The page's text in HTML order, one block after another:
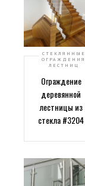
СТЕКЛЯННЫЕ
ОГРАЖДЕНИЯ
ЛЕСТНИЦ
Ограждение
деревянной
лестницы из
стекла #3204